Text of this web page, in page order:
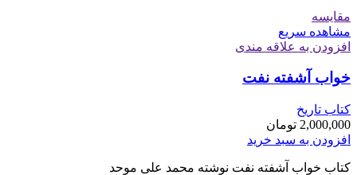
مقایسه
مشاهده سریع
افزودن به علاقه مندی
خواب آشفته نفت
کتاب تاریخ
2,000,000 تومان
افزودن به سبد خرید
کتاب خواب آشفته نفت نوشته محمد علی موحد